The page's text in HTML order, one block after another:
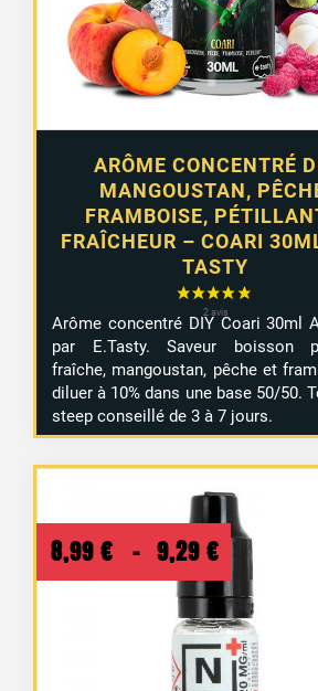
ARÔME CONCENTRÉ
MANGOUSTAN,
FRAMBOISE,
FRAÎCHEUR – COARI
TASTY
Arôme concentré DIY Coari 30ml
par E.Tasty. Saveur boisson
fraîche, mangoustan, pêche et
diluer à 10% dans une base 50/50.
steep conseillé de 3 à 7 jours.
8,99 € – 9,29 € Plage
de
prix :
8,99 €